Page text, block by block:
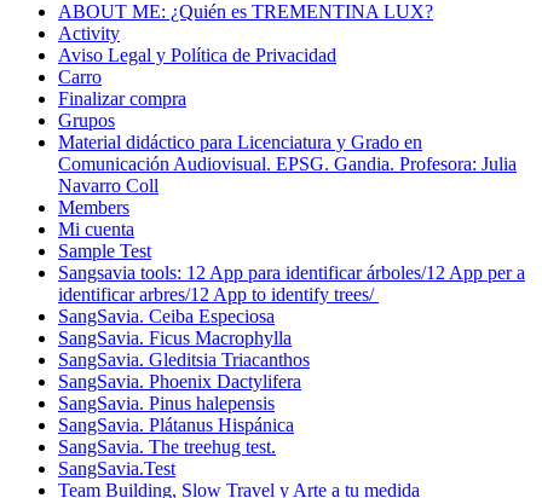
ABOUT ME: ¿Quién es TREMENTINA LUX?
Activity
Aviso Legal y Política de Privacidad
Carro
Finalizar compra
Grupos
Material didáctico para Licenciatura y Grado en
Comunicación Audiovisual. EPSG. Gandia. Profesora: Julia
Navarro Coll
Members
Mi cuenta
Sample Test
Sangsavia tools: 12 App para identificar árboles/12 App per a
identificar arbres/12 App to identify trees/
SangSavia. Ceiba Especiosa
SangSavia. Ficus Macrophylla
SangSavia. Gleditsia Triacanthos
SangSavia. Phoenix Dactylifera
SangSavia. Pinus halepensis
SangSavia. Plátanus Hispánica
SangSavia. The treehug test.
SangSavia.Test
Team Building, Slow Travel y Arte a tu medida